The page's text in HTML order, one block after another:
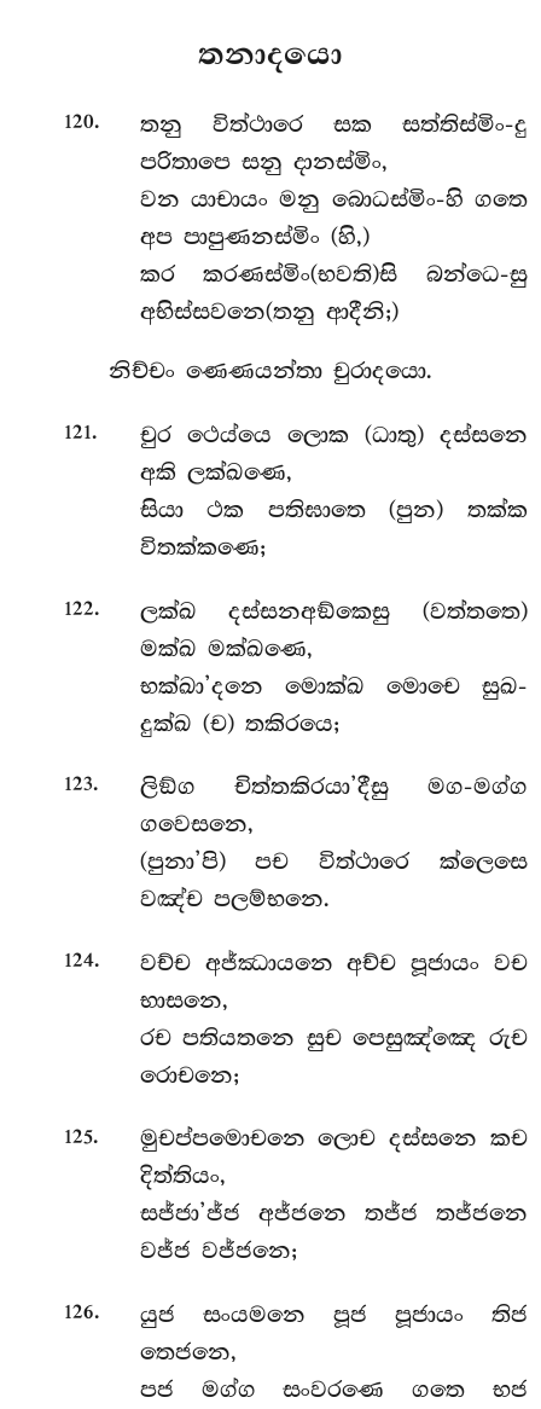
තනාදයො
120.
තනු විත්ථාරෙ සක සත්තිස්මිං-දු
පරිතාපෙ සනු දානස්මිං,
වන යාචායං මනු බොධස්මිං-හි ගතෙ
අප පාපුණනස්මිං (හි,)
කර කරණස්මිං(භවති)සි බන්ධෙ-සු
අභිස්සවනෙ(තනු ආදීනි;)
නිච්චං ණෙණයන්තා චුරාදයො.
121.
චුර ථෙය්යෙ ලොක (ධාතු) දස්සනෙ
අකි ලක්ඛණෙ,
සියා ථක පතිඝාතෙ (පුන) තක්ක
විතක්කණෙ;
122.
ලක්ඛ දස්සනඅඞ්කෙසු (වත්තතෙ)
මක්ඛ මක්ඛණෙ,
භක්ඛා’දනෙ මොක්ඛ මොචෙ සුඛ-
දුක්ඛ (ච) තකිරයෙ;
123.
ලිඞ්ග චිත්තකිරයා’දීසු මග-මග්ග
ගවෙසනෙ,
(පුනා’පි) පච විත්ථාරෙ ක්ලෙසෙ
වඤ්ච පලම්භනෙ.
124.
වච්ච අජ්ඣායනෙ අච්ච පූජායං වච
භාසනෙ,
රච පතියතනෙ සුච පෙසුඤ්ඤෙ රුච
රොචනෙ;
125.
මුචප්පමොචනෙ ලොච දස්සනෙ කච
දිත්තියං,
සජ්ජා’ජ්ජ අජ්ජනෙ තජ්ජ තජ්ජනෙ
වජ්ජ වජ්ජනෙ;
126.
යුජ සංයමනෙ පූජ පූජායං තිජ
තෙජනෙ,
පජ මග්ග සංවරණෙ ගතෙ භජ